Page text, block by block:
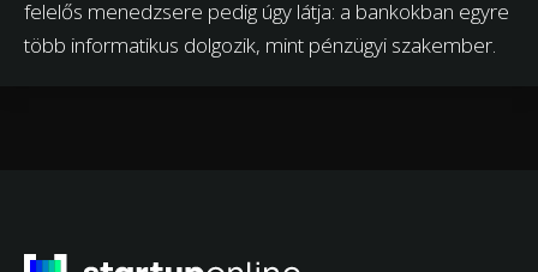
felelős menedzsere pedig úgy látja: a bankokban egyre
több informatikus dolgozik, mint pénzügyi szakember.